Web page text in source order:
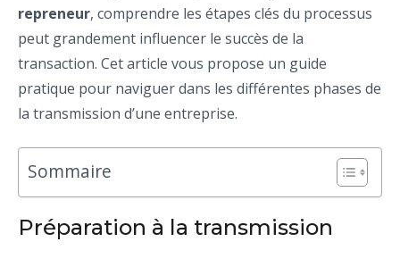
repreneur, comprendre les étapes clés du processus
peut grandement influencer le succès de la
transaction. Cet article vous propose un guide
pratique pour naviguer dans les différentes phases de
la transmission d’une entreprise.
Sommaire
Préparation à la transmission